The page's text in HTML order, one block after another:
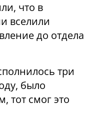
что в
вселили
до отдела
три
было
тот смог это